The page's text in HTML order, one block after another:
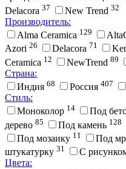
Delacora 37 New Trend 32
Производитель:
Alma Ceramica 129
Azori 26 Delacora 71
Ceramica 12 NewTrend 89
Страна:
Индия 68 Россия 407
Стиль:
Моноколор 14 Под
дерево 85 Под камень 128
Под мозаику 11 Под
штукатурку 31 С
Цвета: